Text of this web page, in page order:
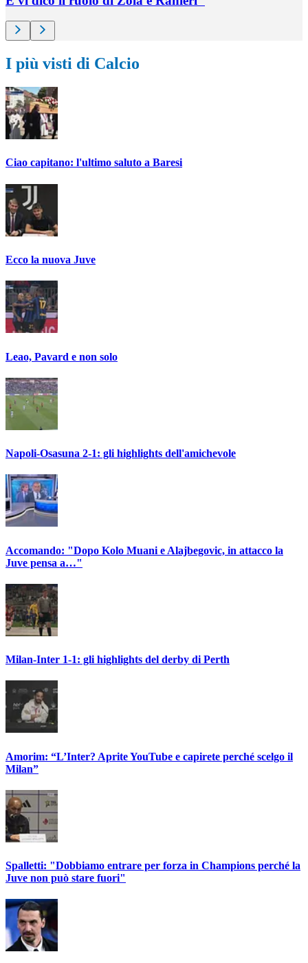
I più visti di Calcio
Ciao capitano: l'ultimo saluto a Baresi
Ecco la nuova Juve
Leao, Pavard e non solo
Napoli-Osasuna 2-1: gli highlights dell'amichevole
Accomando: "Dopo Kolo Muani e Alajbegovic, in attacco la
Juve pensa a…"
Milan-Inter 1-1: gli highlights del derby di Perth
Amorim: “L’Inter? Aprite YouTube e capirete perché scelgo il
Milan”
Spalletti: "Dobbiamo entrare per forza in Champions perché la
Juve non può stare fuori"